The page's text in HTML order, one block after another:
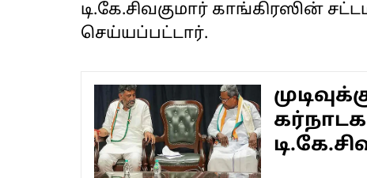
டி.கே.சிவகுமார் காங்கிரஸின்
செய்யப்பட்டார்.